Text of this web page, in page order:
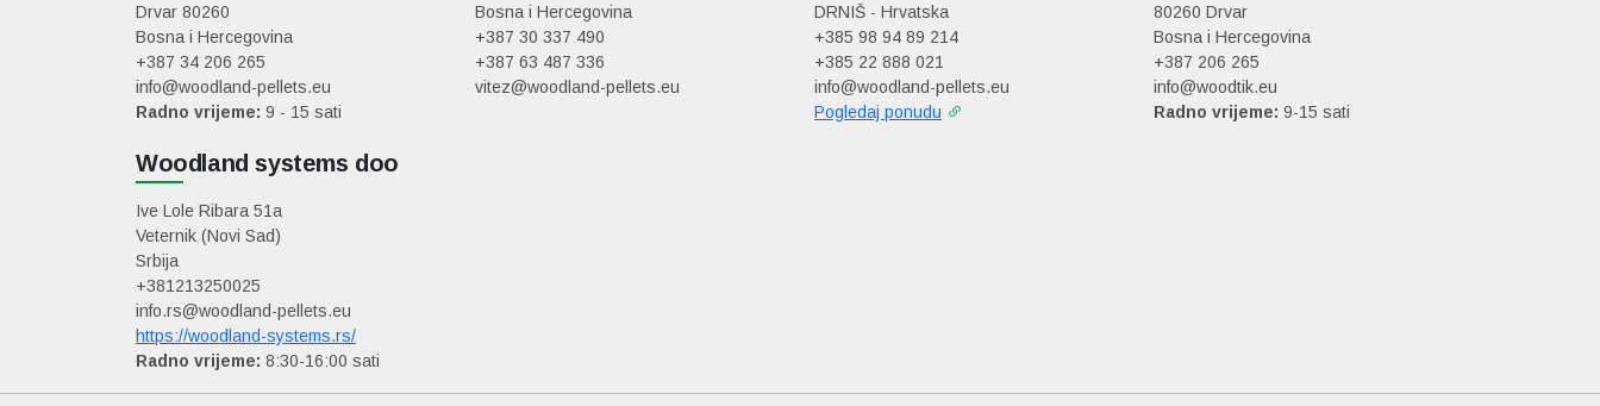
Drvar 80260
Bosna i Hercegovina
+387 34 206 265
info@woodland-pellets.eu
Radno vrijeme: 9 - 15 sati
Bosna i Hercegovina
+387 30 337 490
+387 63 487 336
vitez@woodland-pellets.eu
DRNIŠ - Hrvatska
+385 98 94 89 214
+385 22 888 021
info@woodland-pellets.eu
Pogledaj ponudu
80260 Drvar
Bosna i Hercegovina
+387 206 265
info@woodtik.eu
Radno vrijeme: 9-15 sati
Woodland systems doo
Ive Lole Ribara 51a
Veternik (Novi Sad)
Srbija
+381213250025
info.rs@woodland-pellets.eu
https://woodland-systems.rs/
Radno vrijeme: 8:30-16:00 sati